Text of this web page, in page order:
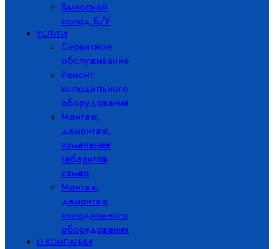
Выносной
холод Б/У
УСЛУГИ
Сервисное
обслуживание
Ремонт
холодильного
оборудования
Монтаж,
демонтаж,
изменение
габаритов
камер
Монтаж,
демонтаж
холодильного
оборудования
О КОМПАНИИ